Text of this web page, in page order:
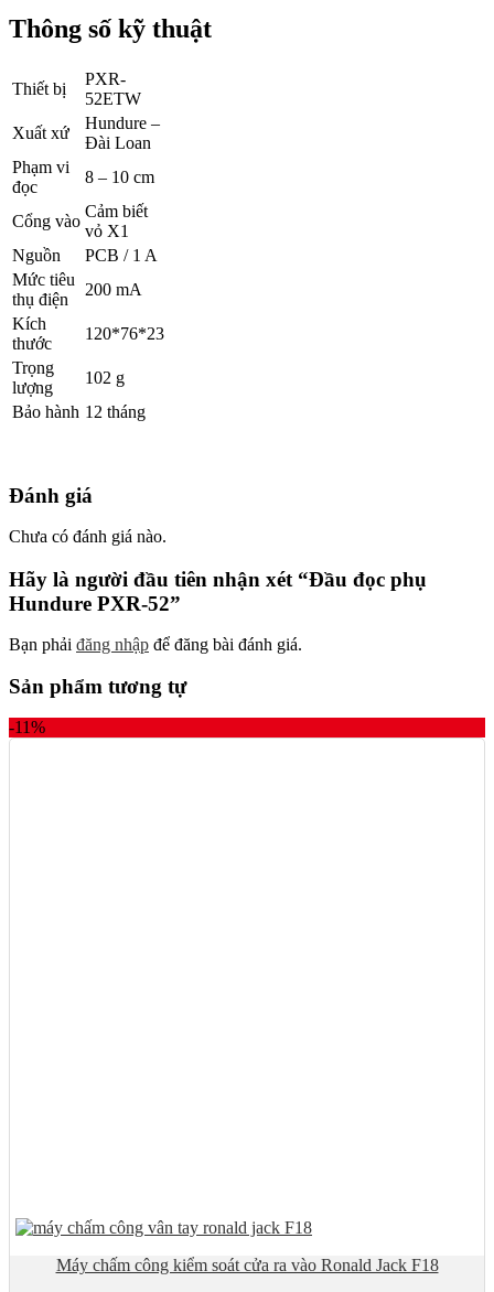
Thông số kỹ thuật
Thiết bị
PXR-
52ETW
Xuất xứ
Hundure –
Đài Loan
Phạm vi
đọc
8 – 10 cm
Cổng vào
Cảm biết
vỏ X1
Nguồn
PCB / 1 A
Mức tiêu
thụ điện
200 mA
Kích
thước
120*76*23
Trọng
lượng
102 g
Bảo hành 12 tháng
Đánh giá
Chưa có đánh giá nào.
Hãy là người đầu tiên nhận xét “Đầu đọc phụ
Hundure PXR-52”
Bạn phải đăng nhập để đăng bài đánh giá.
Sản phẩm tương tự
-11%
Máy chấm công kiểm soát cửa ra vào Ronald Jack F18